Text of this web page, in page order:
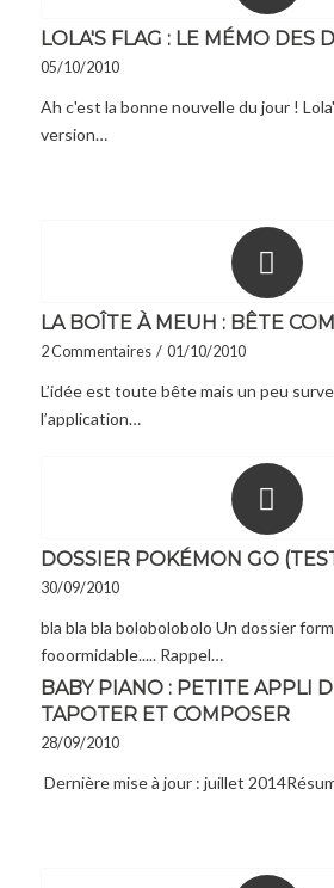
LOLA'S FLAG : LE MÉMO DES
05/10/2010
Ah c'est la bonne nouvelle du jour !
version…
LA BOÎTE À MEUH : BÊTE
2 Commentaires / 01/10/2010
L’idée est toute bête mais un peu
l’application…
DOSSIER POKÉMON GO
30/09/2010
bla bla bla bolobolobolo Un dossier
fooormidable..... Rappel…
BABY PIANO : PETITE APPLI
TAPOTER ET COMPOSER
28/09/2010
Dernière mise à jour : juillet